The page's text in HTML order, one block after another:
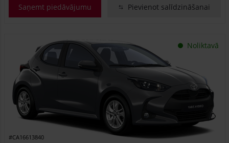
Saņemt piedāvājumu Pievienot salīdzināšanai
Noliktavā
#CA16613840